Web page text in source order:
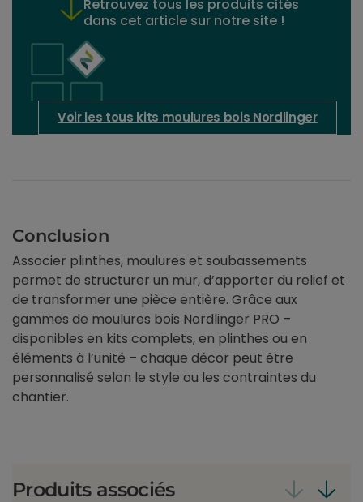
Retrouvez tous les produits cités
dans cet article sur notre site !
Voir les tous kits moulures bois Nordlinger
Conclusion
Associer plinthes, moulures et soubassements
permet de structurer un mur, d’apporter du relief et
de transformer une pièce entière. Grâce aux
gammes de moulures bois Nordlinger PRO –
disponibles en kits complets, en plinthes ou en
éléments à l’unité – chaque décor peut être
personnalisé selon le style ou les contraintes du
chantier.
Produits associés